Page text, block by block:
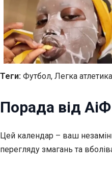
Теги: Футбол, Легка
Порада від
Цей календар – ваш
перегляду змагань та